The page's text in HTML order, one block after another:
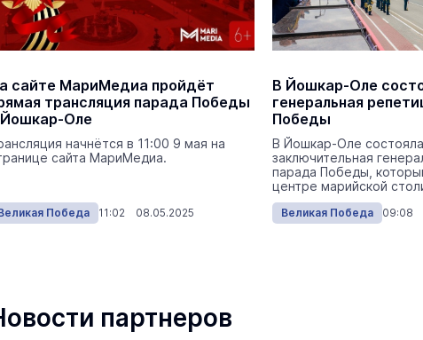
сайте МариМедиа пройдёт
трансляция парада Победы
Йошкар-Оле
начнётся в 11:00 9 мая на
сайта МариМедиа.
Победа 11:02 08.05.2025
В Йошкар-Оле
генеральная
Победы
В Йошкар-Оле
заключительная
парада Победы,
центре марийской
Великая Победа 09:08
партнеров